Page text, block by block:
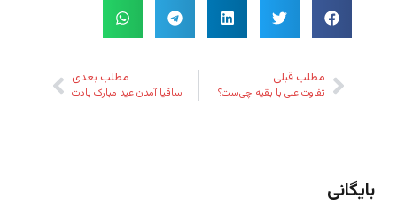
مطلب قبلی
تفاوت علی با بقیه چی‌ست؟
مطلب بعدی
ساقیا آمدن عید مبارک بادت
بایگانی